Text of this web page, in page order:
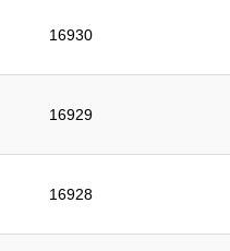
16930
16929
16928